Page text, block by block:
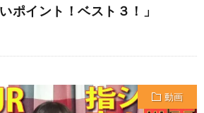
ポイント！ベスト３！」
動画